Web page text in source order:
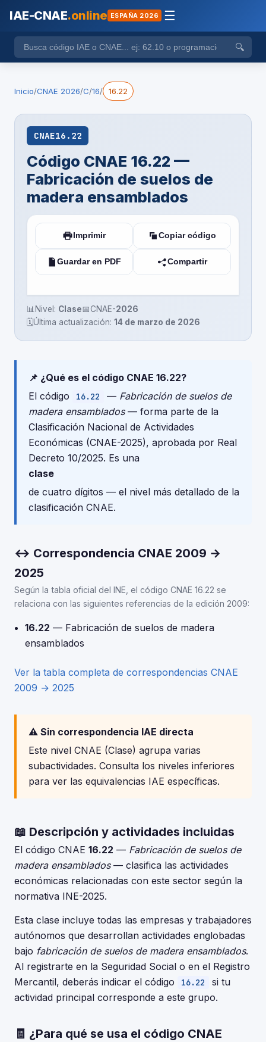
IAE-CNAE.online ESPAÑA 2026 ☰
🔍
Inicio/CNAE 2026/C/16/ 16.22
CNAE16.22
Código CNAE 16.22 —
Fabricación de suelos de
madera ensamblados
Imprimir Copiar código
Guardar en PDF Compartir
📊Nivel: Clase📅CNAE-2026
🗓️Última actualización: 14 de marzo de 2026
📌 ¿Qué es el código CNAE 16.22?
El código
16.22 — Fabricación de suelos de
madera ensamblados— forma parte de la
Clasificación Nacional de Actividades
Económicas (CNAE-2025), aprobada por Real
Decreto 10/2025. Es una
clase
de cuatro dígitos — el nivel más detallado de la
clasificación CNAE.
↔ Correspondencia CNAE 2009 →
2025
Según la tabla oficial del INE, el código CNAE 16.22 se
relaciona con las siguientes referencias de la edición 2009:
16.22 — Fabricación de suelos de madera
ensamblados
Ver la tabla completa de correspondencias CNAE
2009 → 2025
⚠️ Sin correspondencia IAE directa
Este nivel CNAE (Clase) agrupa varias
subactividades. Consulta los niveles inferiores
para ver las equivalencias IAE específicas.
📖 Descripción y actividades incluidas
El código CNAE 16.22 — Fabricación de suelos de
madera ensamblados— clasifica las actividades
económicas relacionadas con este sector según la
normativa INE-2025.
Esta clase incluye todas las empresas y trabajadores
autónomos que desarrollan actividades englobadas
bajo fabricación de suelos de madera ensamblados.
Al registrarte en la Seguridad Social o en el Registro
Mercantil, deberás indicar el código
16.22
si tu
actividad principal corresponde a este grupo.
🧾 ¿Para qué se usa el código CNAE